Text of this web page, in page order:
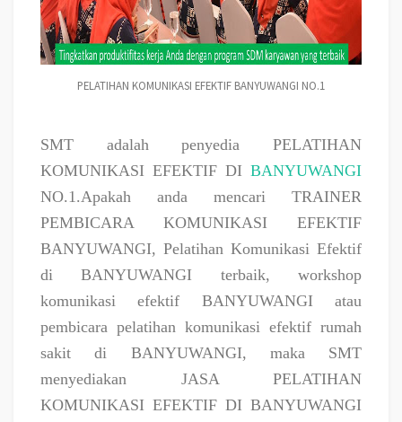
PELATIHAN KOMUNIKASI EFEKTIF BANYUWANGI NO.1
SMT adalah penyedia PELATIHAN
KOMUNIKASI EFEKTIF DI BANYUWANGI
NO.1.Apakah anda mencari TRAINER
PEMBICARA KOMUNIKASI EFEKTIF
BANYUWANGI, Pelatihan Komunikasi Efektif
di BANYUWANGI terbaik, workshop
komunikasi efektif BANYUWANGI atau
pembicara pelatihan komunikasi efektif rumah
sakit di BANYUWANGI, maka SMT
menyediakan JASA PELATIHAN
KOMUNIKASI EFEKTIF DI BANYUWANGI